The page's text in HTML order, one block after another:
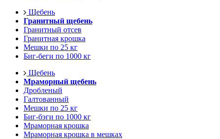
Щебень
Гранитный щебень
Гранитный отсев
Гранитная крошка
Мешки по 25 кг
Биг-беги по 1000 кг
Щебень
Мраморный щебень
Дробленый
Галтованный
Мешки по 25 кг
Биг-бэги по 1000 кг
Мраморная крошка
Мраморная крошка в мешках